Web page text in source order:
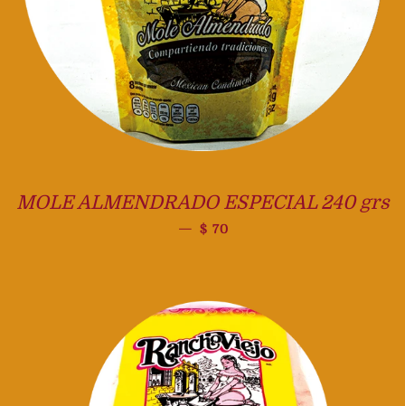
MOLE ALMENDRADO ESPECIAL 240 grs
— Precio habitual
$ 70